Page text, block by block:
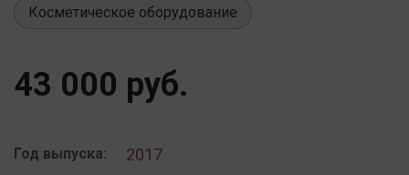
Косметическое оборудование
43 000 руб.
Год выпуска: 2017